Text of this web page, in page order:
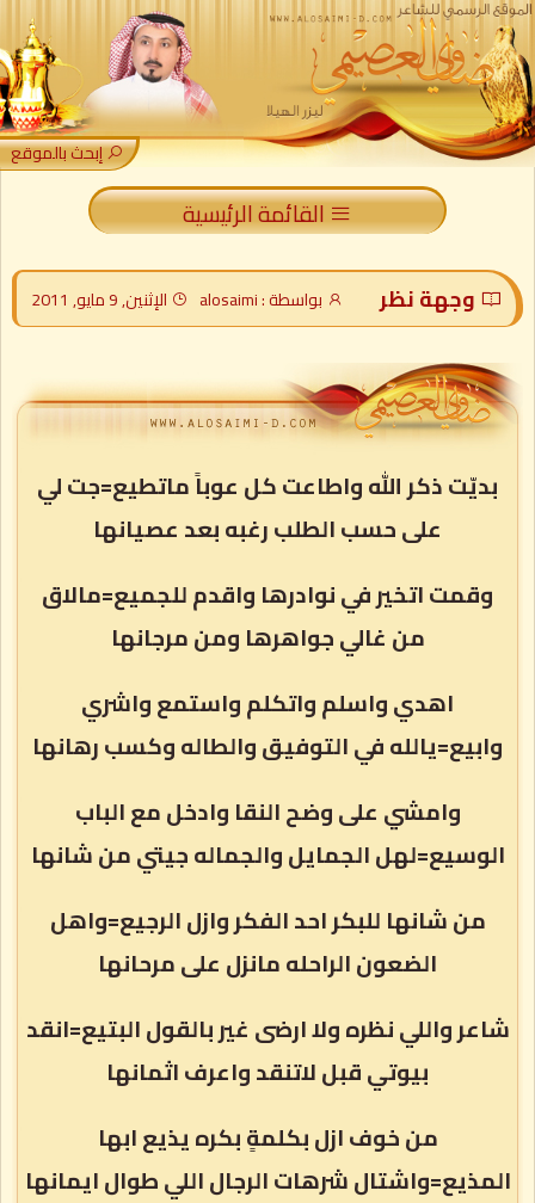
إبحث بالموقع
القائمة الرئيسية
وجهة نظر بواسطة : alosaimi الإثنين, 9 مايو, 2011
بديّت ذكر الله واطاعت كل عوباً ماتطيع=جت لي
على حسب الطلب رغبه بعد عصيانها
وقمت اتخير في نوادرها واقدم للجميع=مالاق
من غالي جواهرها ومن مرجانها
اهدي واسلم واتكلم واستمع واشري
وابيع=يالله في التوفيق والطاله وكسب رهانها
وامشي على وضح النقا وادخل مع الباب
الوسيع=لهل الجمايل والجماله جيتي من شانها
من شانها للبكر احد الفكر وازل الرجيع=واهل
الضعون الراحله مانزل على مرحانها
شاعر واللي نظره ولا ارضى غير بالقول البتيع=انقد
بيوتي قبل لاتنقد واعرف اثمانها
من خوف ازل بكلمةٍ بكره يذيع ابها
المذيع=واشتال شرهات الرجال اللي طوال ايمانها